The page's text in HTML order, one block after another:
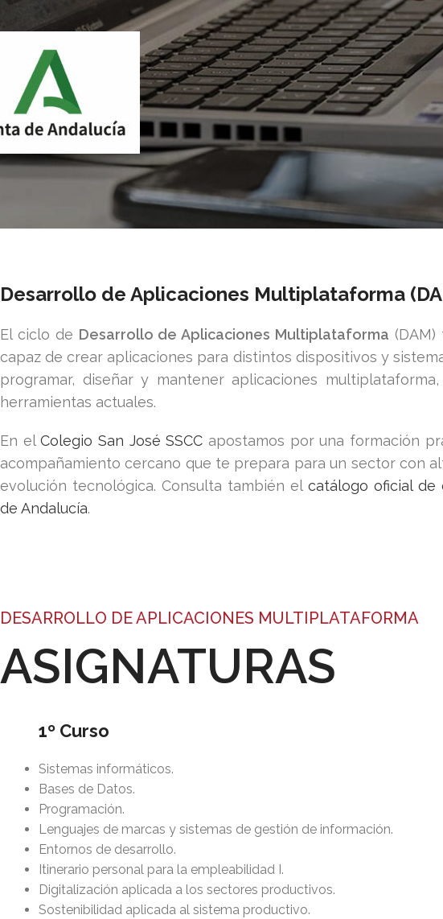
Desarrollo de Aplicaciones Multiplataforma
El ciclo de Desarrollo de Aplicaciones Multiplataforma
capaz de crear aplicaciones para distintos dispositivos y
programar, diseñar y mantener aplicaciones
herramientas actuales.
En elColegio San José SSCC apostamos por una formación
acompañamiento cercano que te prepara para un sector con
evolución tecnológica. Consulta también elcatálogo oficial de
de Andalucía.
DESARROLLO DE APLICACIONES MULTIPLATAFORMA
ASIGNATURAS
1º Curso
Sistemas informáticos.
Bases de Datos.
Programación.
Lenguajes de marcas y sistemas de gestión de información.
Entornos de desarrollo.
Itinerario personal para la empleabilidad I.
Digitalización aplicada a los sectores productivos.
Sostenibilidad aplicada al sistema productivo.